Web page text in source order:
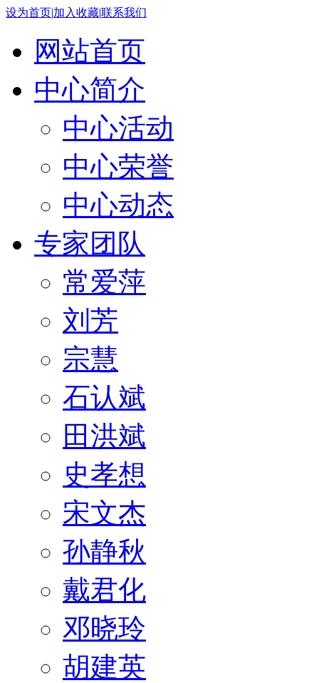
设为首页|加入收藏|联系我们
网站首页
中心简介
中心活动
中心荣誉
中心动态
专家团队
常爱萍
刘芳
宗慧
石认斌
田洪斌
史孝想
宋文杰
孙静秋
戴君化
邓晓玲
胡建英